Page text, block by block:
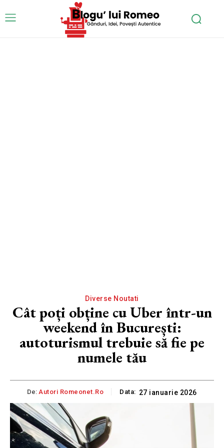
Diverse Noutati
Cât poți obține cu Uber într-un
weekend în București:
autoturismul trebuie să fie pe
numele tău
De: Autori Romeonet.ro Data: 27 ianuarie 2026